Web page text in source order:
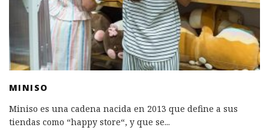
MINISO
Miniso es una cadena nacida en 2013 que define a sus
tiendas como “happy store“, y que se...